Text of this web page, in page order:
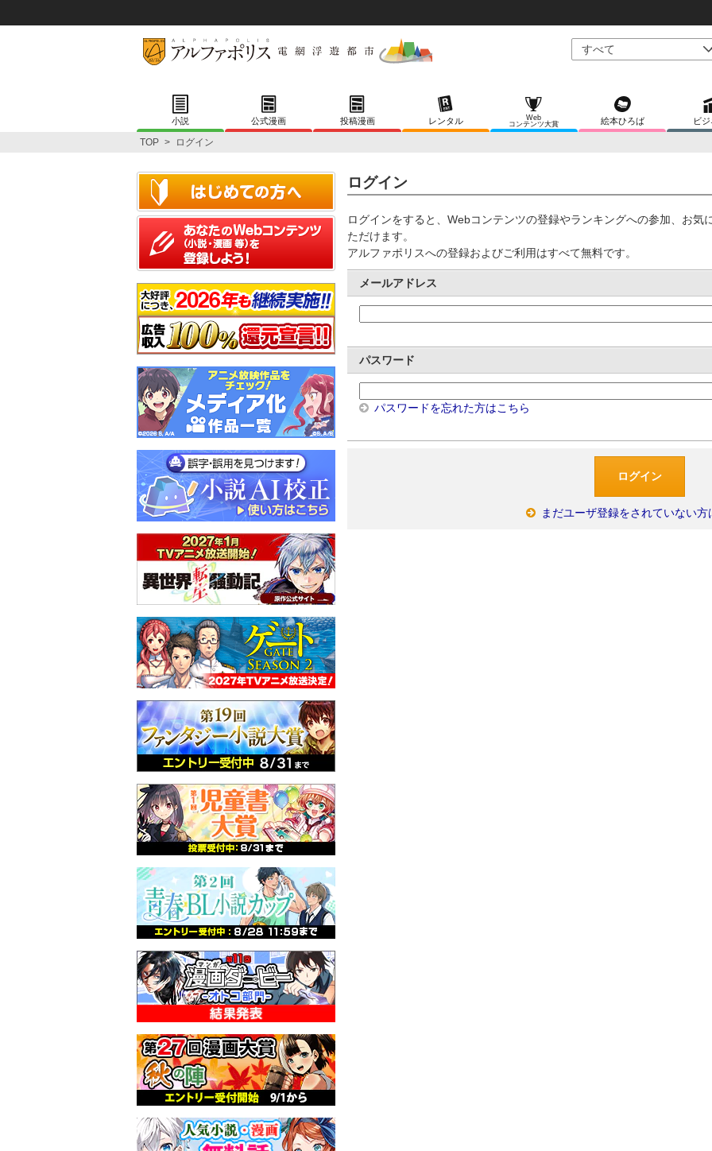
小説 公式漫画 投稿漫画 レンタル
Web
コンテンツ大賞
絵本ひろば ビ
TOP > ログイン
ログイン
ログインをすると、Webコンテンツの登録やランキングへの参加、お気
ただけます。
アルファポリスへの登録およびご利用はすべて無料です。
メールアドレス
パスワード
パスワードを忘れた方はこちら
まだユーザ登録をされていない方